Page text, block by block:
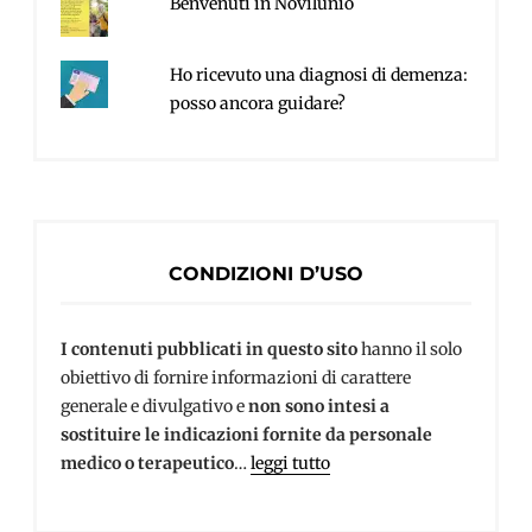
Ho ricevuto una diagnosi di demenza:
posso ancora guidare?
CONDIZIONI D’USO
I contenuti pubblicati in questo sitohanno il solo
obiettivo di fornire informazioni di carattere
generale e divulgativo enon sono intesi a
sostituire le indicazioni fornite da personale
medico o terapeutico…leggi tutto